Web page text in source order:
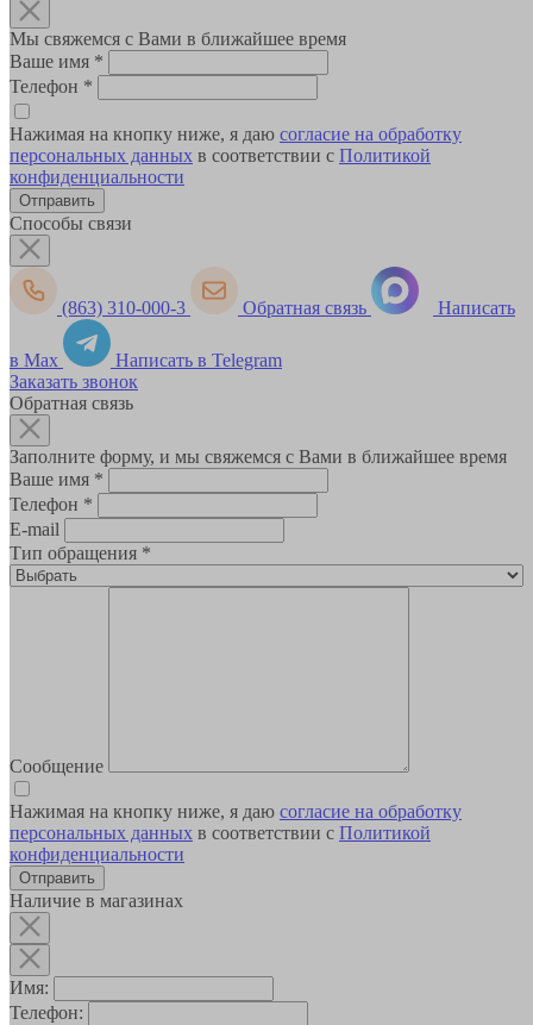
Мы свяжемся с Вами в ближайшее время
Ваше имя *
Телефон *
Нажимая на кнопку ниже, я даю согласие на обработку
персональных данных в соответствии с Политикой
конфиденциальности
Способы связи
(863) 310-000-3 Обратная связь Написать
в Max
Написать в Telegram
Заказать звонок
Обратная связь
Заполните форму, и мы свяжемся с Вами в ближайшее время
Ваше имя *
Телефон *
E-mail
Тип обращения *
Сообщение
Нажимая на кнопку ниже, я даю согласие на обработку
персональных данных в соответствии с Политикой
конфиденциальности
Наличие в магазинах
Имя:
Телефон: